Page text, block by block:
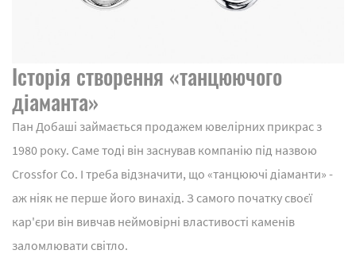
Історія створення «танцюючого
діаманта»
Пан Добаші займається продажем ювелірних прикрас з
1980 року. Саме тоді він заснував компанію під назвою
Crossfor Co. І треба відзначити, що «танцюючі діаманти» -
аж ніяк не перше його винахід. З самого початку своєї
кар'єри він вивчав неймовірні властивості каменів
заломлювати світло.